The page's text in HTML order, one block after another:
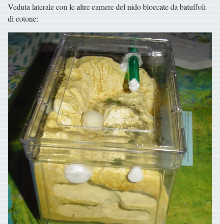
Veduta laterale con le altre camere del nido bloccate da batuffoli
di cotone: